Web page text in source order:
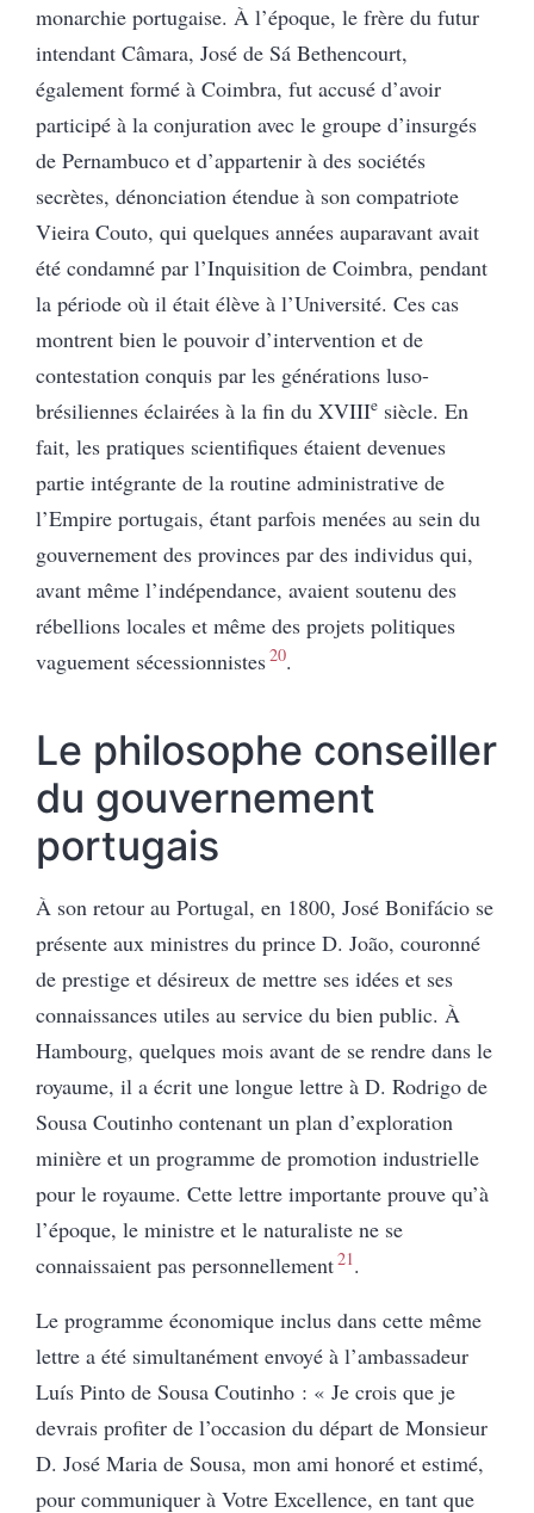
monarchie portugaise. À l’époque, le frère du futur
intendant Câmara, José de Sá Bethencourt,
également formé à Coimbra, fut accusé d’avoir
participé à la conjuration avec le groupe d’insurgés
de Pernambuco et d’appartenir à des sociétés
secrètes, dénonciation étendue à son compatriote
Vieira Couto, qui quelques années auparavant avait
été condamné par l’Inquisition de Coimbra, pendant
la période où il était élève à l’Université. Ces cas
montrent bien le pouvoir d’intervention et de
contestation conquis par les générations luso-
brésiliennes éclairées à la fin du XVIIIe siècle. En
fait, les pratiques scientifiques étaient devenues
partie intégrante de la routine administrative de
l’Empire portugais, étant parfois menées au sein du
gouvernement des provinces par des individus qui,
avant même l’indépendance, avaient soutenu des
rébellions locales et même des projets politiques
vaguement sécessionnistes20.
Le philosophe conseiller
du gouvernement
portugais
À son retour au Portugal, en 1800, José Bonifácio se
présente aux ministres du prince D. João, couronné
de prestige et désireux de mettre ses idées et ses
connaissances utiles au service du bien public. À
Hambourg, quelques mois avant de se rendre dans le
royaume, il a écrit une longue lettre à D. Rodrigo de
Sousa Coutinho contenant un plan d’exploration
minière et un programme de promotion industrielle
pour le royaume. Cette lettre importante prouve qu’à
l’époque, le ministre et le naturaliste ne se
connaissaient pas personnellement21.
Le programme économique inclus dans cette même
lettre a été simultanément envoyé à l’ambassadeur
Luís Pinto de Sousa Coutinho : « Je crois que je
devrais profiter de l’occasion du départ de Monsieur
D. José Maria de Sousa, mon ami honoré et estimé,
pour communiquer à Votre Excellence, en tant que